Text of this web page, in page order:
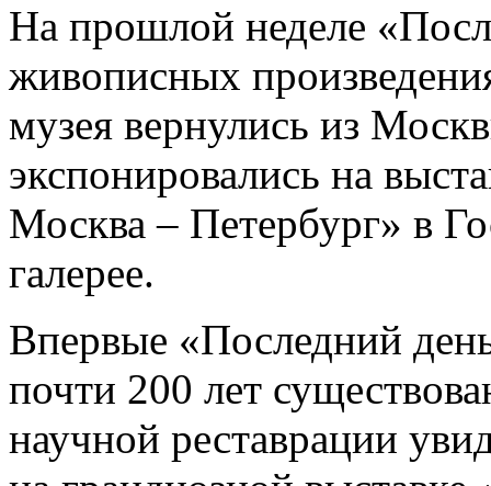
На прошлой неделе
живописных
музея вернулись из
экспонировались на
Москва – Петербург» в
галерее.
Впервые «Последний
почти 200 лет
научной реставрации